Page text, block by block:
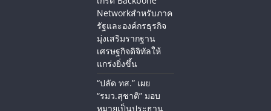
Networkสำหรับภาค
รัฐและองค์กรธุรกิจ
มุ่งเสริมรากฐาน
เศรษฐกิจดิจิทัลให้
แกร่งยิ่งขึ้น
“ปลัด ทส.” เผย
“รมว.สุชาติ” มอบ
หมายเป็นประธาน